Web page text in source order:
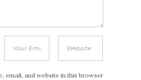
email, and website in this browser